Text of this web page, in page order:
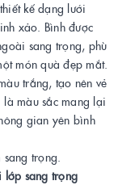
kế dạng lưới
xảo. Bình được
sang trọng, phù
món quà đẹp mắt.
trắng, tạo nên vẻ
màu sắc mang lại
gian yên bình
trọng.
lớp sang trọng